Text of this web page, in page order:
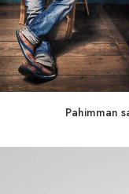
Pahimman